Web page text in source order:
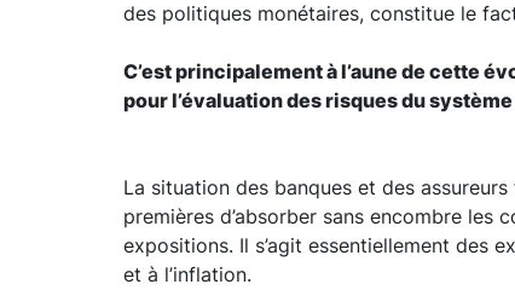
des politiques monétaires, constitue le
C’est principalement à l’aune de cette
pour l’évaluation des risques du
La situation des banques et des
premières d’absorber sans encombre
expositions. Il s’agit essentiellement des
et à l’inflation.